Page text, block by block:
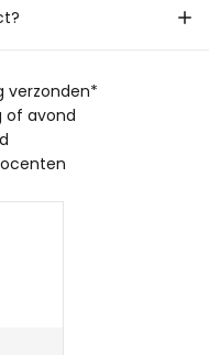
verzonden*
of avond